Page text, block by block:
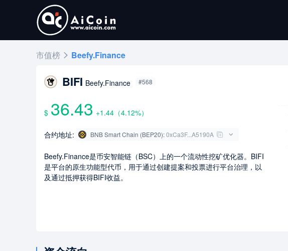
市值榜 Beefy.Finance
BIFI Beefy.Finance #568
$ 36.43 +1.44 （4.12%）
合约地址: BNB Smart Chain (BEP20):0xCa3F...A5190A
Beefy.Finance是币安智能链（BSC）上的一个流动性挖矿优化器。BIFI
是平台的原生功能型代币，用于通过创建提案和投票进行平台治理，以
及通过抵押获得BIFI收益。